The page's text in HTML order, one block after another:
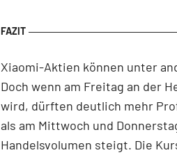
Xiaomi-Aktien können unter
Doch wenn am Freitag an der
wird, dürften deutlich mehr
als am Mittwoch und
Handelsvolumen steigt. Die